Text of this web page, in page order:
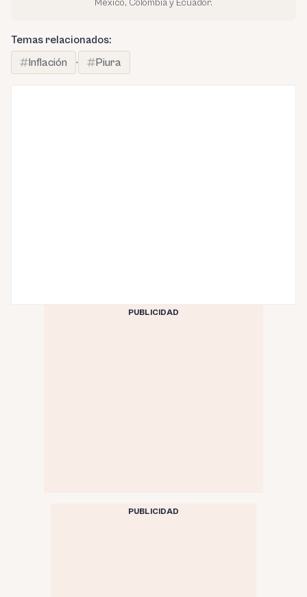
México, Colombia y Ecuador.
Temas relacionados:
Inflación
· Piura
PUBLICIDAD
PUBLICIDAD